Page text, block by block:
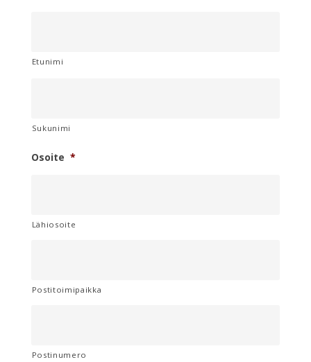
Etunimi
Sukunimi
Osoite *
Lähiosoite
Postitoimipaikka
Postinumero